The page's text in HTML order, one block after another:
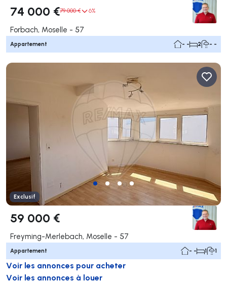
74 000 €79 000 € 6%
Forbach, Moselle - 57
Appartement - - 2 - -
Exclusif
59 000 €
Freyming-Merlebach, Moselle - 57
Appartement - - 1 1
Voir les annonces pour acheter
Voir les annonces à louer